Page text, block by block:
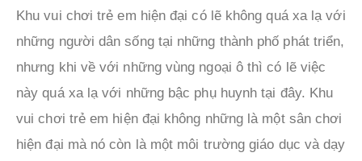
Khu vui chơi trẻ em hiện đại có lẽ không quá xa lạ với
những người dân sống tại những thành phố phát triển,
nhưng khi về với những vùng ngoại ô thì có lẽ việc
này quá xa lạ với những bậc phụ huynh tại đây. Khu
vui chơi trẻ em hiện đại không những là một sân chơi
hiện đại mà nó còn là một môi trường giáo dục và dạy